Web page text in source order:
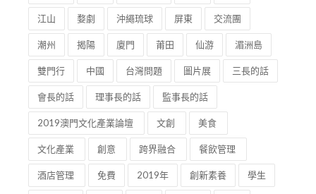
江山 婺劇 沖繩琉球 屏東 交流團
潮州 揭陽 廈門 莆田 仙游 湄洲島
雙門行 中國 台灣問題 圖片展 三長的話
會長的話 理事長的話 監事長的話
2019澳門文化產業論壇 文創 美食
文化產業 創意 跨界融合 餐飲管理
酒店管理 免費 2019年 創新素養 學生